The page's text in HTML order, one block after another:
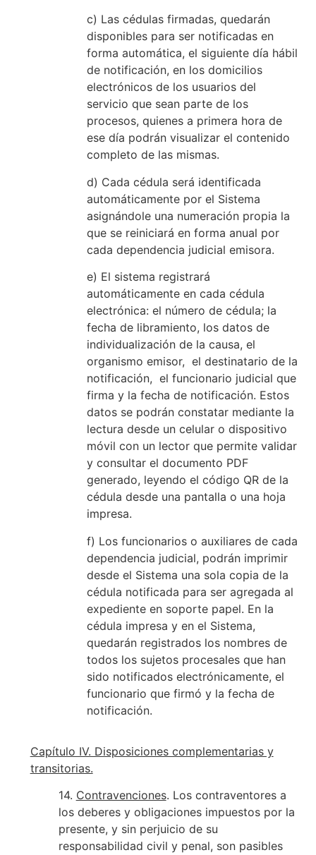
c) Las cédulas firmadas, quedarán
disponibles para ser notificadas en
forma automática, el siguiente día hábil
de notificación, en los domicilios
electrónicos de los usuarios del
servicio que sean parte de los
procesos, quienes a primera hora de
ese día podrán visualizar el contenido
completo de las mismas.
d) Cada cédula será identificada
automáticamente por el Sistema
asignándole una numeración propia la
que se reiniciará en forma anual por
cada dependencia judicial emisora.
e) El sistema registrará
automáticamente en cada cédula
electrónica: el número de cédula; la
fecha de libramiento, los datos de
individualización de la causa, el
organismo emisor, el destinatario de la
notificación, el funcionario judicial que
firma y la fecha de notificación. Estos
datos se podrán constatar mediante la
lectura desde un celular o dispositivo
móvil con un lector que permite validar
y consultar el documento PDF
generado, leyendo el código QR de la
cédula desde una pantalla o una hoja
impresa.
f) Los funcionarios o auxiliares de cada
dependencia judicial, podrán imprimir
desde el Sistema una sola copia de la
cédula notificada para ser agregada al
expediente en soporte papel. En la
cédula impresa y en el Sistema,
quedarán registrados los nombres de
todos los sujetos procesales que han
sido notificados electrónicamente, el
funcionario que firmó y la fecha de
notificación.
Capítulo IV. Disposiciones complementarias y
transitorias.
14. Contravenciones. Los contraventores a
los deberes y obligaciones impuestos por la
presente, y sin perjuicio de su
responsabilidad civil y penal, son pasibles